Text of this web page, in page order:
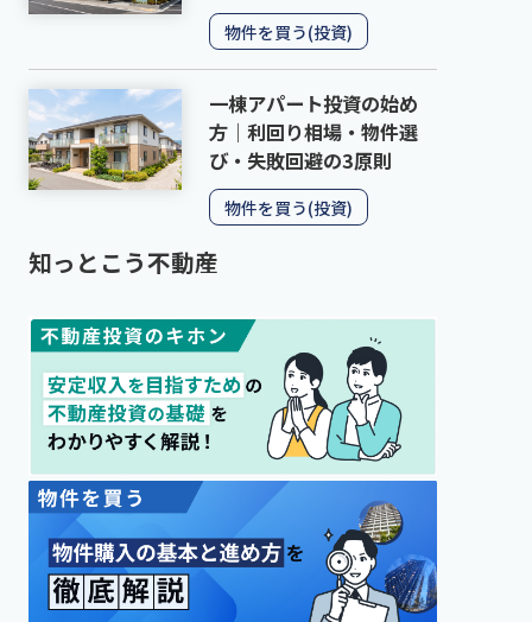
物件を買う(投資)
一棟アパート投資の始め
方｜利回り相場・物件選
び・失敗回避の3原則
物件を買う(投資)
知っとこう不動産